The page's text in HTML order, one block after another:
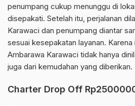
penumpang cukup menunggu di
disepakati. Setelah itu, perjalanan
Karawaci dan penumpang diantar
sesuai kesepakatan layanan. Karena
Ambarawa Karawaci tidak hanya
juga dari kemudahan yang diberikan.
Charter Drop Off